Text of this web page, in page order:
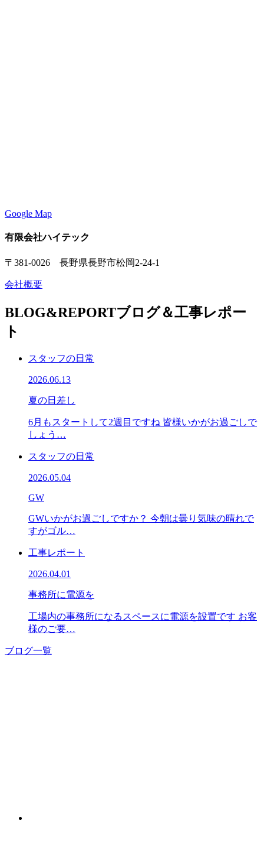
Google Map
有限会社ハイテック
〒381-0026 長野県長野市松岡2-24-1
会社概要
BLOG&REPORTブログ＆工事レポー
ト
スタッフの日常
2026.06.13
夏の日差し
6月もスタートして2週目ですね 皆様いかがお過ごしで
しょう…
スタッフの日常
2026.05.04
GW
GWいかがお過ごしですか？ 今朝は曇り気味の晴れで
すがゴル…
工事レポート
2026.04.01
事務所に電源を
工場内の事務所になるスペースに電源を設置です お客
様のご要…
ブログ一覧